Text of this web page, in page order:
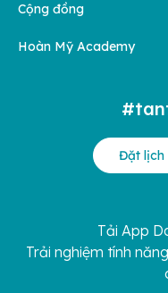
Cộng đồng
Hoàn Mỹ Academy
Đặt lịch
Tải App
Trải nghiệm tính